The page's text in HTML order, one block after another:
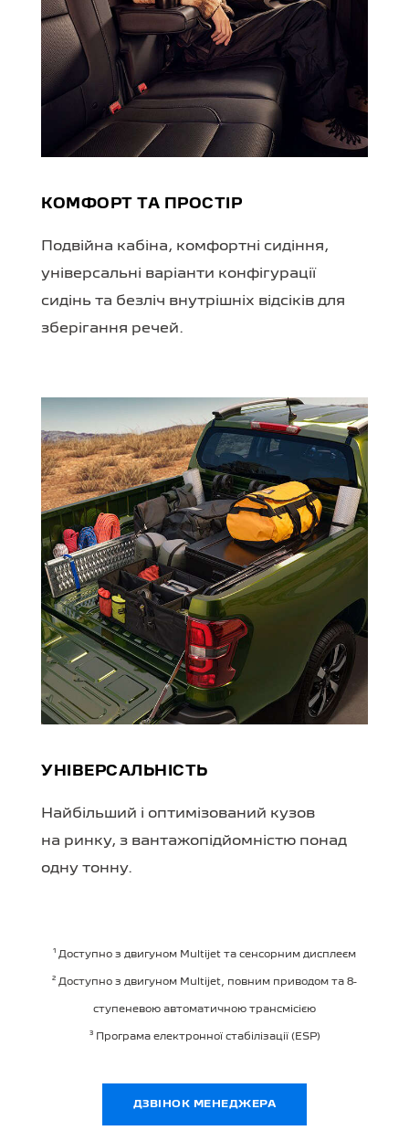
КОМФОРТ ТА ПРОСТІР
Подвійна кабіна, комфортні сидіння,
універсальні варіанти конфігурації
сидінь та безліч внутрішніх відсіків для
зберігання речей.
УНІВЕРСАЛЬ­НІСТЬ
Найбільший і оптимізований кузов
на ринку, з вантажопідйомністю понад
одну тонну.
¹ Доступно з двигуном Multijet та сенсорним дисплеєм
² Доступно з двигуном Multijet, повним приводом та 8-
ступеневою автоматичною трансмісією
³ Програма електронної стабілізації (ESP)
ДЗВІНОК МЕНЕДЖЕРА